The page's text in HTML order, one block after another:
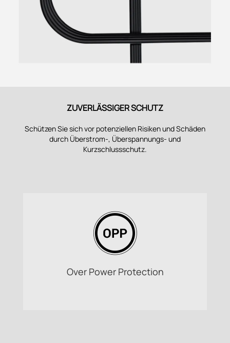
ZUVERLÄSSIGER SCHUTZ
Schützen Sie sich vor potenziellen Risiken und Schäden
durch Überstrom-, Überspannungs- und
Kurzschlussschutz.
Over Power Protection